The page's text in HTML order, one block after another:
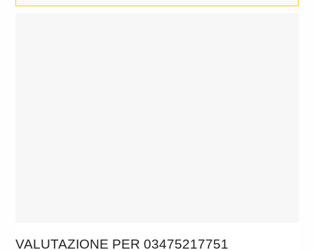
VALUTAZIONE PER 03475217751